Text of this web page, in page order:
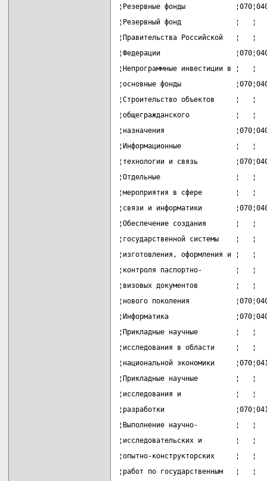
¦Резервные фонды
¦Резервный фонд             ¦
¦Правительства Российской
¦Федерации
¦Непрограммные инвестиции
¦основные фонды
¦Строительство объектов
¦общегражданского
¦назначения
¦Информационные             ¦
¦технологии и связь
¦Отдельные                  ¦
¦мероприятия в сфере
¦связи и информатики
¦Обеспечение создания
¦государственной системы
¦изготовления, оформления
¦контроля паспортно-
¦визовых документов
¦нового поколения
¦Информатика
¦Прикладные научные
¦исследования в области
¦национальной экономики
¦Прикладные научные
¦исследования и             ¦
¦разработки
¦Выполнение научно-
¦исследовательских и
¦опытно-конструкторских
¦работ по государственным